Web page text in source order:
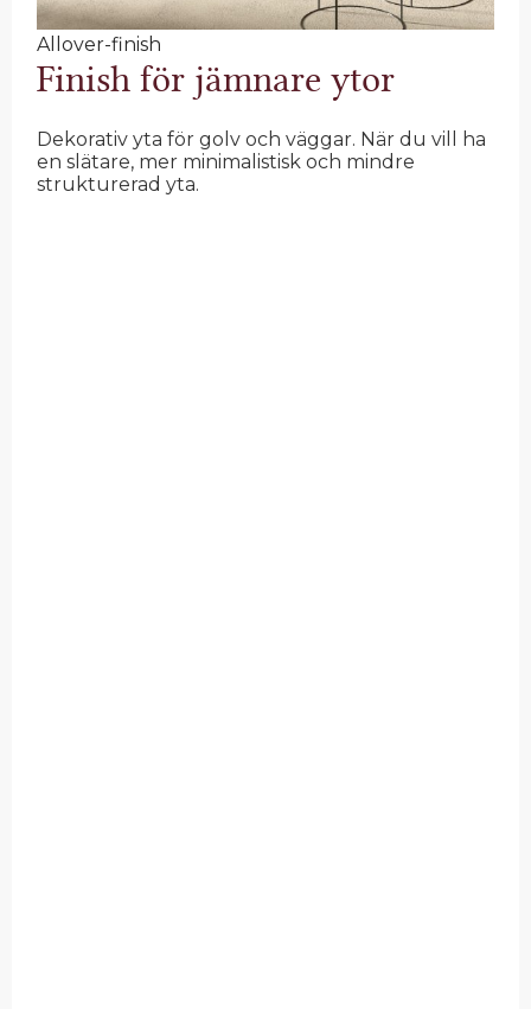
Allover-finish
Finish för jämnare ytor
Dekorativ yta för golv och väggar. När du vill ha
en slätare, mer minimalistisk och mindre
strukturerad yta.